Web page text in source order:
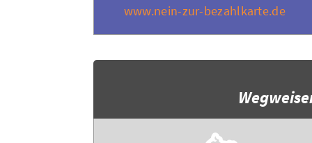
www.nein-zur-bezahlkarte.de